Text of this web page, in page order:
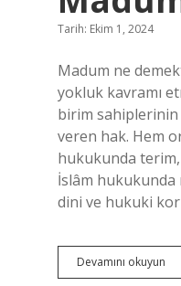
Tarih: Ekim 1, 2024
Madum ne
yokluk kavramı
birim sahiplerinin
veren hak. Hem
hukukunda terim,
İslâm hukukunda
dini ve hukuki
Devamını okuyun